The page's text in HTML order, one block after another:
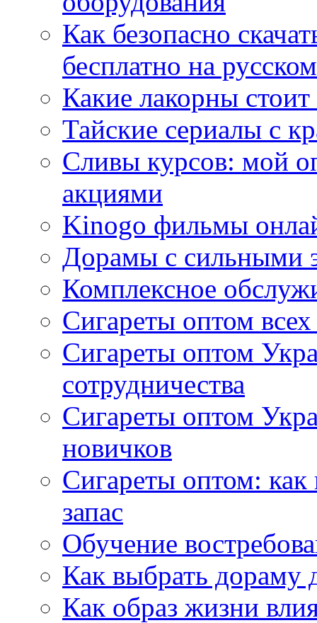
Как безопасно
бесплатно на
Какие лакорны
Тайские сериалы с
Сливы курсов: мой
акциями
Kinogo фильмы
Дорамы с сильными
Комплексное
Сигареты оптом
Сигареты оптом
сотрудничества
Сигареты оптом
новичков
Сигареты оптом:
запас
Обучение
Как выбрать дораму
Как образ жизни